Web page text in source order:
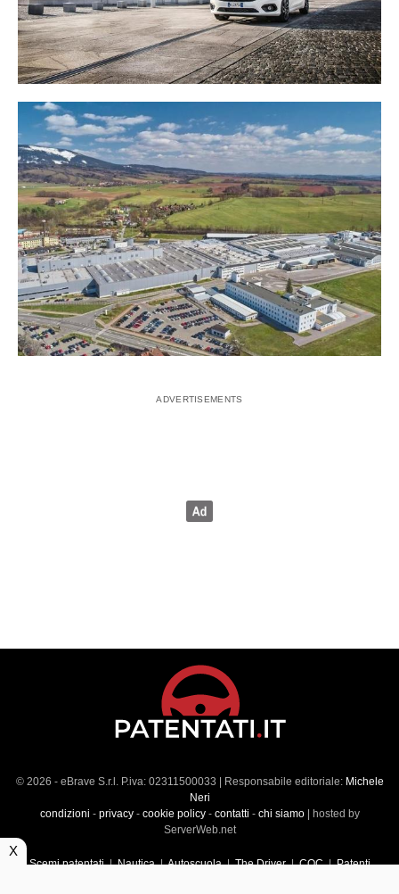
© 2026 - eBrave S.r.l. P.iva: 02311500033 | Responsabile editoriale: Michele
Neri
condizioni - privacy- cookie policy- contatti - chi siamo| hosted by
ServerWeb.net
Scemi patentati|Nautica|Autoscuola|The Driver|CQC|Patenti
X